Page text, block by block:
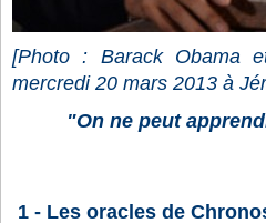
[Photo : Barack Obama
mercredi 20 mars 2013 à
"On ne peut
1 - Les oracles de